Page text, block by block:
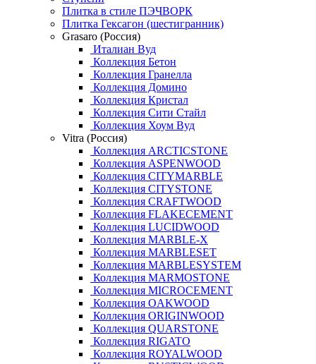
Плитка в стиле ПЭЧВОРК
Плитка Гексагон (шестигранник)
Grasaro (Россия)
Италиан Вуд
Коллекция Бетон
Коллекция Гранелла
Коллекция Домино
Коллекция Кристал
Коллекция Сити Стайл
Коллекция Хоум Вуд
Vitra (Россия)
Коллекция ARCTICSTONE
Коллекция ASPENWOOD
Коллекция CITYMARBLE
Коллекция CITYSTONE
Коллекция CRAFTWOOD
Коллекция FLAKECEMENT
Коллекция LUCIDWOOD
Коллекция MARBLE-X
Коллекция MARBLESET
Коллекция MARBLESYSTEM
Коллекция MARMOSTONE
Коллекция MICROCEMENT
Коллекция OAKWOOD
Коллекция ORIGINWOOD
Коллекция QUARSTONE
Коллекция RIGATO
Коллекция ROYALWOOD